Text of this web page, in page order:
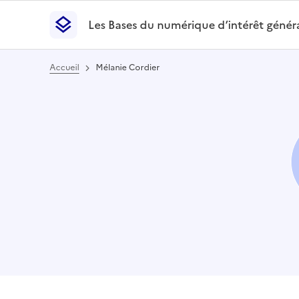
Les Bases du numérique d’intérêt général-
Les Bases du numérique d’intérêt
Accueil Mélanie Cordier